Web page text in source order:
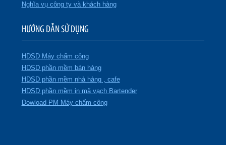
Nghĩa vụ công ty và khách hàng
HƯỚNG DẪN SỬ DỤNG
HDSD Máy chấm công
HDSD phần mềm bán hàng
HDSD phần mềm nhà hàng , cafe
HDSD phần mềm in mã vạch Bartender
Dowload PM Máy chấm công